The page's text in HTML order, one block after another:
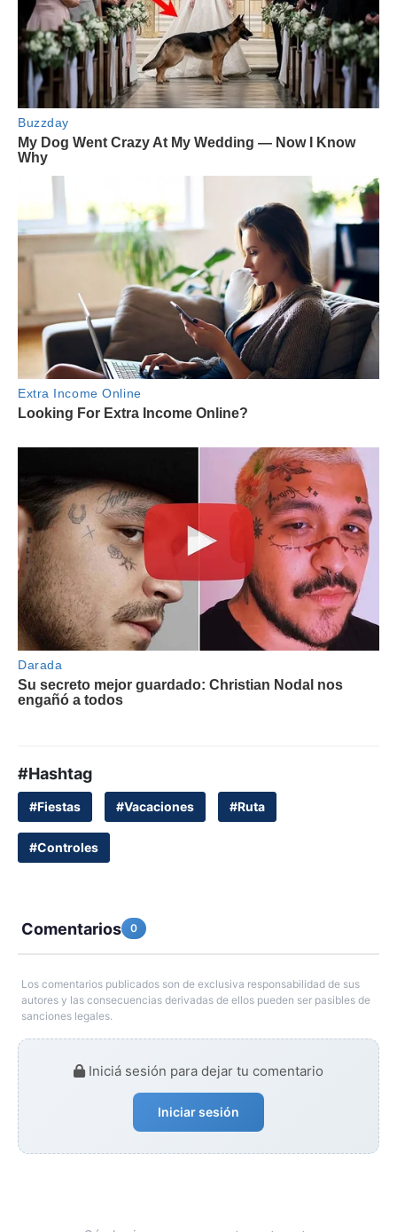
#Hashtag
#Fiestas #Vacaciones #Ruta
#Controles
Comentarios 0
Los comentarios publicados son de exclusiva responsabilidad de sus
autores y las consecuencias derivadas de ellos pueden ser pasibles de
sanciones legales.
Iniciá sesión para dejar tu comentario
Iniciar sesión